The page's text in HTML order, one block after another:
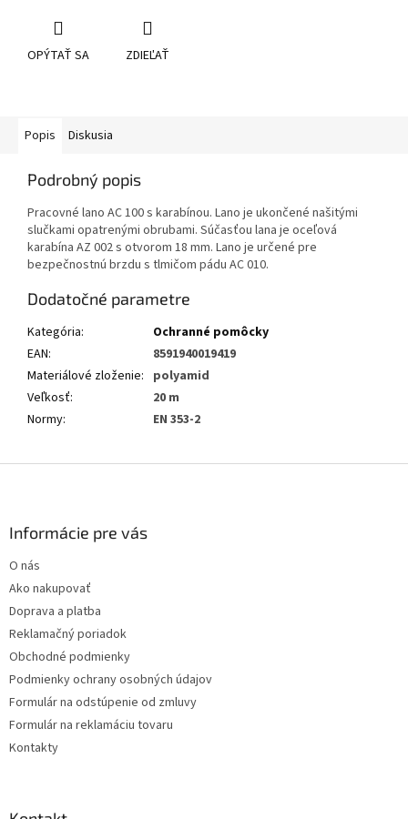
OPÝTAŤ SA ZDIEĽAŤ
Popis Diskusia
Podrobný popis
Pracovné lano AC 100 s karabínou. Lano je ukončené našitými
slučkami opatrenými obrubami. Súčasťou lana je oceľová
karabína AZ 002 s otvorom 18 mm. Lano je určené pre
bezpečnostnú brzdu s tlmičom pádu AC 010.
Dodatočné parametre
Kategória:
Ochranné pomôcky
EAN:
8591940019419
Materiálové zloženie: polyamid
Veľkosť:
20 m
Normy: EN 353-2
Informácie pre vás
O nás
Ako nakupovať
Doprava a platba
Reklamačný poriadok
Obchodné podmienky
Podmienky ochrany osobných údajov
Formulár na odstúpenie od zmluvy
Formulár na reklamáciu tovaru
Kontakty